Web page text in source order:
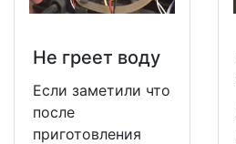
Не греет воду
Если заметили что
после
приготовления